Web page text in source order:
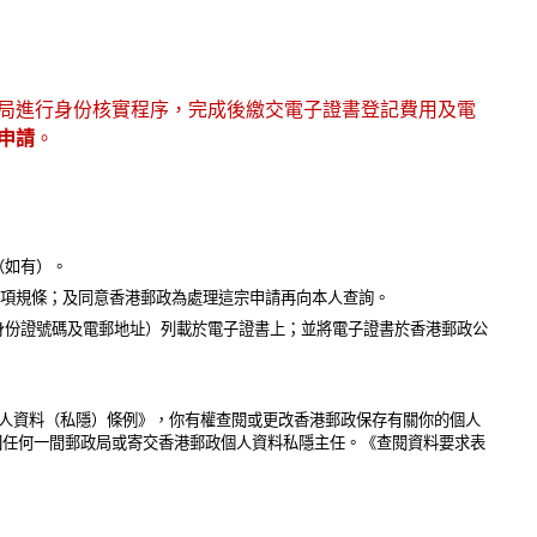
進行身份核實程序，完成後繳交電子證書登記費用及電
請 。
有）。
規條；及同意香港郵政為處理這宗申請再向本人查詢。
證號碼及電郵地址）列載於電子證書上；並將電子證書於香港郵政公
料（私隱）條例》，你有權查閱或更改香港郵政保存有關你的個人
任何一間郵政局或寄交香港郵政個人資料私隱主任。《查閱資料要求表